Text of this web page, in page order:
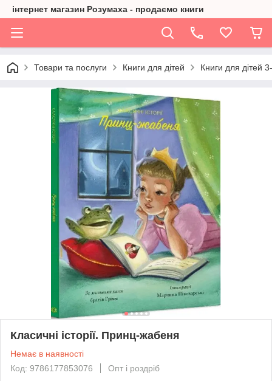
інтернет магазин Розумаха - продаємо книги
Товари та послуги Книги для дітей Книги для дітей
Класичні історії. Принц-жабеня
Немає в наявності
Код: 9786177853076
Опт і роздріб